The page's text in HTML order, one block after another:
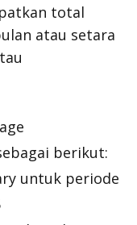
total
atau setara
berikut:
untuk periode